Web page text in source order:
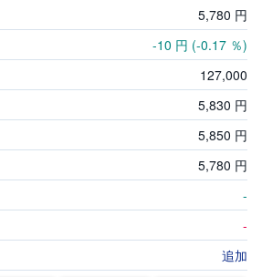
5,780 円
-10 円 (-0.17 ％)
127,000
5,830 円
5,850 円
5,780 円
-
-
追加